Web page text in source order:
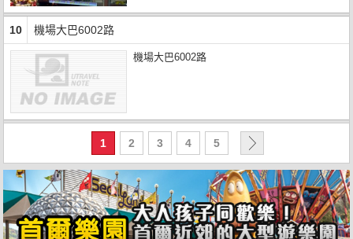
10 機場大巴6002路
機場大巴6002路
1 2 3 4 5